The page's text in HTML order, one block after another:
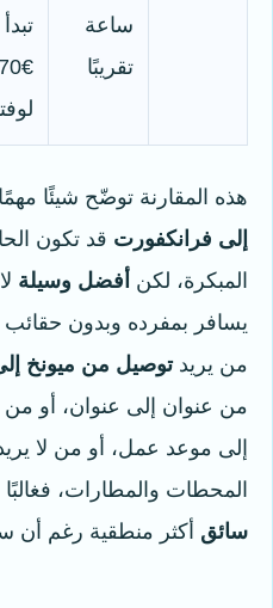
ساعة
تقريبًا
هذه المقارنة توضّح شيئًا
إلى فرانكفورت قد تكون
المبكرة، لكن أفضل وسيلة
يسافر بمفرده وبدون حقائب
من يريدتوصيل من ميونخ
من عنوان إلى عنوان، أو
إلى موعد عمل، أو من لا
المحطات والمطارات،
سائق أكثر منطقية رغم أن